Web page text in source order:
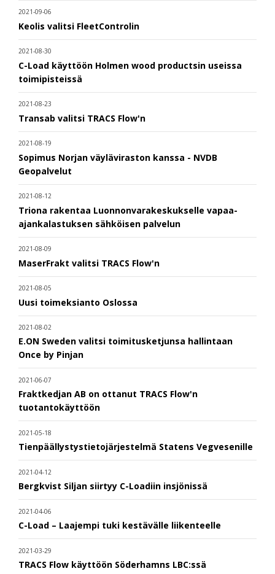
2021-09-06
Keolis valitsi FleetControlin
2021-08-30
C-Load käyttöön Holmen wood productsin useissa
toimipisteissä
2021-08-23
Transab valitsi TRACS Flow'n
2021-08-19
Sopimus Norjan väyläviraston kanssa - NVDB
Geopalvelut
2021-08-12
Triona rakentaa Luonnonvarakeskukselle vapaa-
ajankalastuksen sähköisen palvelun
2021-08-09
MaserFrakt valitsi TRACS Flow'n
2021-08-05
Uusi toimeksianto Oslossa
2021-08-02
E.ON Sweden valitsi toimitusketjunsa hallintaan
Once by Pinjan
2021-06-07
Fraktkedjan AB on ottanut TRACS Flow'n
tuotantokäyttöön
2021-05-18
Tienpäällystystietojärjestelmä Statens Vegvesenille
2021-04-12
Bergkvist Siljan siirtyy C-Loadiin insjönissä
2021-04-06
C-Load – Laajempi tuki kestävälle liikenteelle
2021-03-29
TRACS Flow käyttöön Söderhamns LBC:ssä